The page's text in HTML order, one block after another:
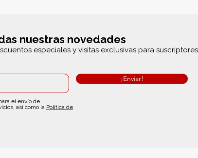
nuestras novedades
especiales y visitas exclusivas para suscriptores
¡Enviar!
el envío de
así como la Política de